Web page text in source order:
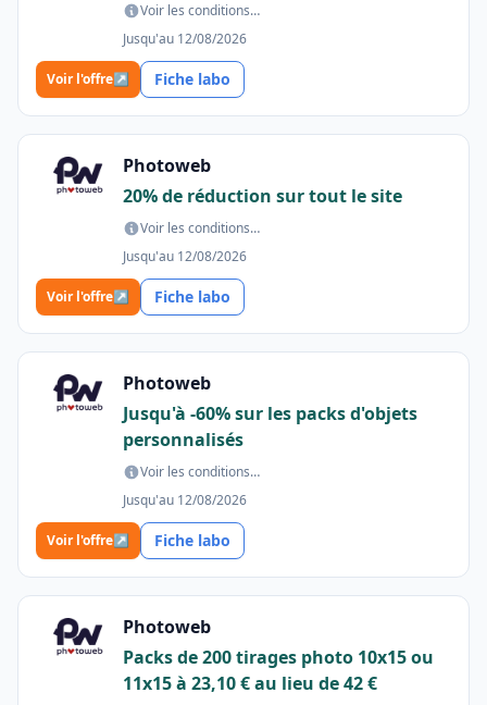
Voir les conditions…
Jusqu'au 12/08/2026
Voir l'offre↗ Fiche labo
Photoweb
20% de réduction sur tout le site
Voir les conditions…
Jusqu'au 12/08/2026
Voir l'offre↗ Fiche labo
Photoweb
Jusqu'à -60% sur les packs d'objets
personnalisés
Voir les conditions…
Jusqu'au 12/08/2026
Voir l'offre↗ Fiche labo
Photoweb
Packs de 200 tirages photo 10x15 ou
11x15 à 23,10 € au lieu de 42 €